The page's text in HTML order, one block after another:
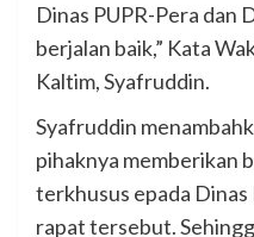
Dinas PUPR-Pera dan
berjalan baik,” Kata
Kaltim, Syafruddin.
Syafruddin
pihaknya memberikan
terkhusus epada Dinas
rapat tersebut.